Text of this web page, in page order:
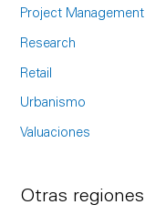
Project Management
Research
Retail
Urbanismo
Valuaciones
Otras regiones